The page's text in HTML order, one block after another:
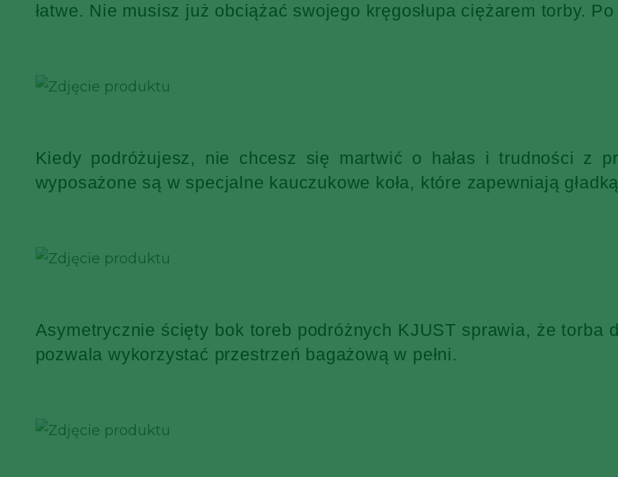
łatwe. Nie musisz już obciążać swojego kręgosłupa ciężarem torby.
Kiedy podróżujesz, nie chcesz się martwić o hałas i trudności z
wyposażone są w specjalne kauczukowe koła, które zapewniają
Asymetrycznie ścięty bok toreb podróżnych KJUST sprawia, że torba
pozwala wykorzystać przestrzeń bagażową w pełni.